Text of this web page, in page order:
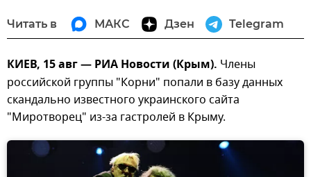
Читать в МАКС Дзен Telegram
КИЕВ, 15 авг — РИА Новости (Крым). Члены
российской группы "Корни" попали в базу данных
скандально известного украинского сайта
"Миротворец" из-за гастролей в Крыму.